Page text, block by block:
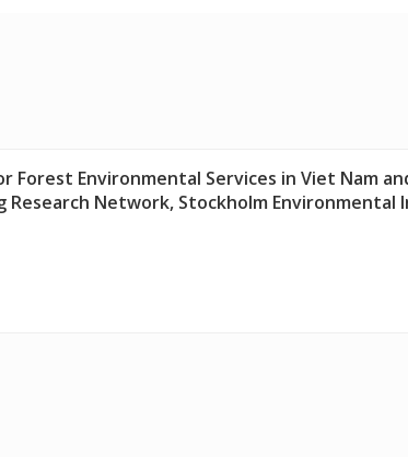
Environmental Services in Viet Nam
Network, Stockholm Environmental